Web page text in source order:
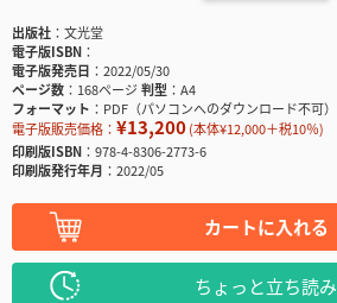
出版社
文光堂
電子版ISBN
電子版発売日
2022/05/30
ページ数
168ページ判型
A4
フォーマット
PDF（パソコンへのダウンロード不可）
電子版販売価格： ¥13,200(本体¥12,000＋税10％)
印刷版ISBN
978-4-8306-2773-6
印刷版発行年月
2022/05
カートに入れる
ちょっと立ち読み